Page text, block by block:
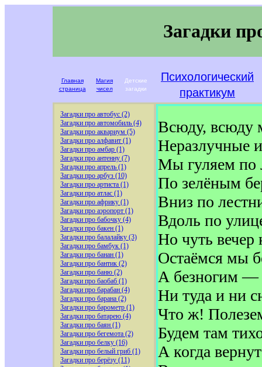
Загадки
Главная
страница
Магия
чисел
Детские
загадки
Психологический
практикум
Загадки про автобус (2)
Загадки про автомобиль (4)
Загадки про аквариум (5)
Загадки про алфавит (1)
Загадки про амбар (1)
Загадки про антенну (7)
Загадки про апрель (1)
Загадки про арбуз (10)
Загадки про артиста (1)
Загадки про атлас (1)
Загадки про африку (1)
Загадки про аэропорт (1)
Загадки про бабочку (4)
Загадки про бакен (1)
Загадки про балалайку (3)
Загадки про бамбук (1)
Загадки про банан (1)
Загадки про бантик (2)
Загадки про баню (2)
Загадки про баобаб (1)
Загадки про барабан (4)
Загадки про барана (2)
Загадки про барометр (1)
Загадки про батарею (4)
Загадки про баян (1)
Загадки про бегемота (2)
Загадки про белку (16)
Загадки про белый гриб (1)
Загадки про берёзу (11)
Всюду, всюду
Неразлучные
Мы гуляем по
По зелёным
Вниз по
Вдоль по
Но чуть вечер
Остаёмся мы
А безногим —
Ни туда и ни
Что ж!
Будем там
А когда